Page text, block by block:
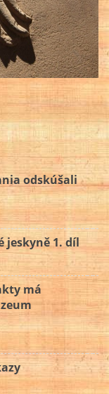
odskúšali
jeskyně 1. díl
má